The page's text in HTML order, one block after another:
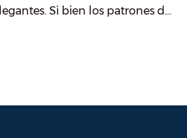
Si bien los patrones de